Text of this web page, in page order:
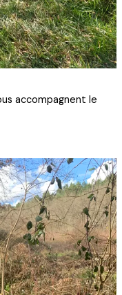
accompagnent le